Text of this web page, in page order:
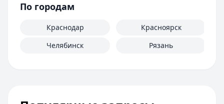
По городам
Краснодар
Челябинск
Красноярск
Рязань